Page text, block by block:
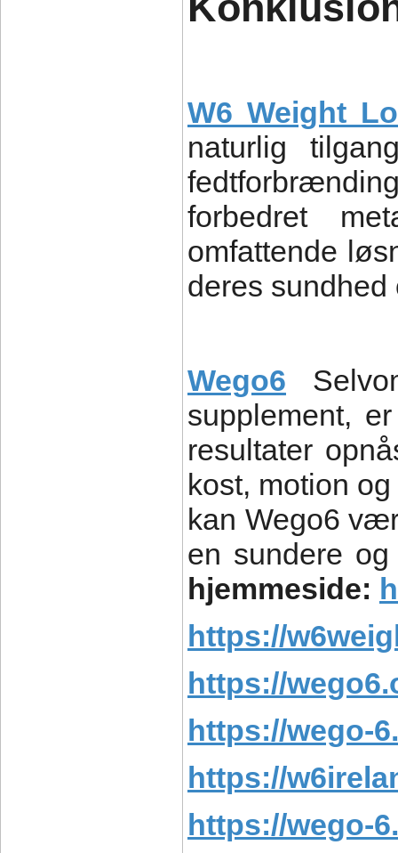
W6 Weight
naturlig
forbedret
omfattende
deres sundhed
Wego6
supplement,
resultater
kost, motion
kan Wego6
en sundere
hjemmeside:
https://
https://
https://wego-
https://
https://wego-